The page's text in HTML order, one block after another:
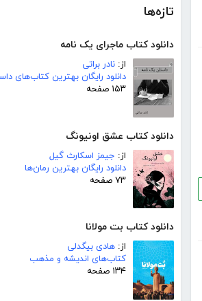
تازه‌ها
دانلود کتاب ماجرای یک نامه
از: نادر براتی
دانلود رایگان بهترین کتاب‌های
۱۵۳ صفحه
دانلود کتاب عشق اونیونگ
از: جیمز اسکارث گیل
دانلود رایگان بهترین رمان‌ها
۷۳ صفحه
دانلود کتاب بت مولانا
از: هادی بیگدلی
کتاب‌های اندیشه و مذهب
۱۳۴ صفحه